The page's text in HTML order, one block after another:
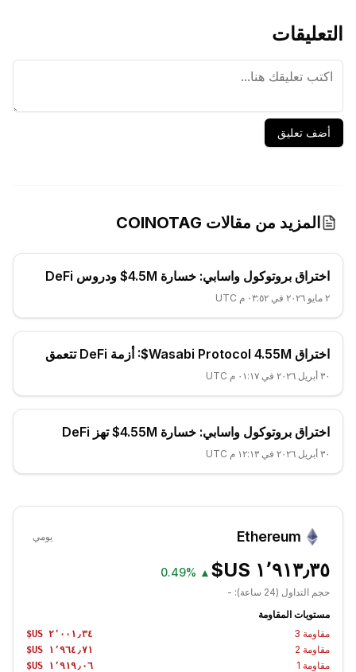
التعليقات
أضف تعليق
المزيد من مقالات COINOTAG
اختراق بروتوكول واسابي: خسارة 4.5M$ ودروس DeFi
٢ مايو ٢٠٢٦ في ٠٣:٥٢ م UTC
اختراق Wasabi Protocol 4.55M$: أزمة DeFi تتعمق
٣٠ أبريل ٢٠٢٦ في ٠١:١٧ م UTC
اختراق بروتوكول واسابي: خسارة 4.55M$ تهز DeFi
٣٠ أبريل ٢٠٢٦ في ١٢:١٣ م UTC
Ethereum يومي
▲
0.49%
حجم التداول (24 ساعة):
-
مستويات المقاومة
مقاومة 3
مقاومة 2
مقاومة 1